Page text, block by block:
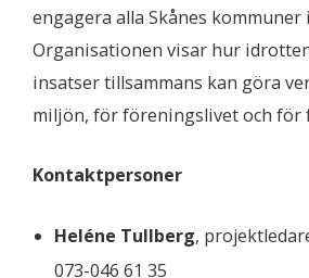
engagera alla Skånes kommuner
Organisationen visar hur
insatser tillsammans kan göra
miljön, för föreningslivet och för
Kontaktpersoner
Heléne Tullberg,
073-046 61 35